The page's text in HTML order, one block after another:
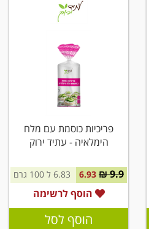
פריכיות כוסמת עם מלח
הימלאיה - עתיד ירוק
9.9 ₪
6.93
הוסף לרשימה
הוסף לסל